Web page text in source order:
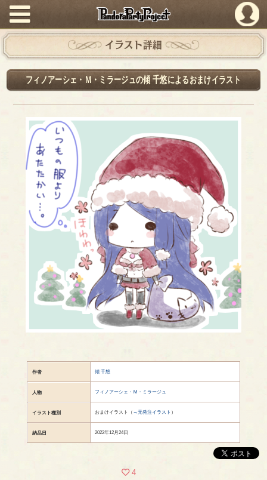
PandoraPartyProject
イラスト詳細
フィノアーシェ・Ｍ・ミラージュの傾 千悠によるおまけイラスト
作者 傾 千悠
人物 フィノアーシェ・Ｍ・ミラージュ
イラスト種別 おまけイラスト（ →元発注イラスト ）
納品日 2022年12月24日
4